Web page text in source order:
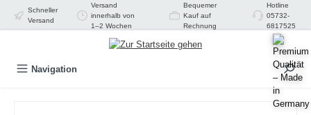
springen
Schneller
Versand
Versand
innerhalb von
1–2 Wochen
Bequemer
Kauf auf
Rechnung
Hotline
05732-
6817525
Navigation